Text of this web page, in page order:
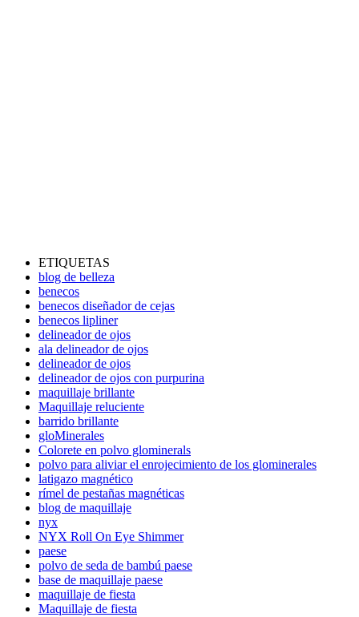
ETIQUETAS
blog de belleza
benecos
benecos diseñador de cejas
benecos lipliner
delineador de ojos
ala delineador de ojos
delineador de ojos
delineador de ojos con purpurina
maquillaje brillante
Maquillaje reluciente
barrido brillante
gloMinerales
Colorete en polvo glominerals
polvo para aliviar el enrojecimiento de los glominerales
latigazo magnético
rímel de pestañas magnéticas
blog de maquillaje
nyx
NYX Roll On Eye Shimmer
paese
polvo de seda de bambú paese
base de maquillaje paese
maquillaje de fiesta
Maquillaje de fiesta